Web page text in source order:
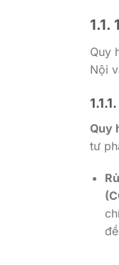
1.1.
Quy
Nội
Quy
tư